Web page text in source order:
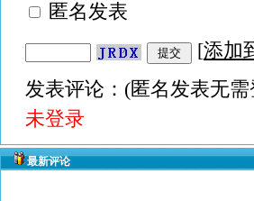
匿名发表
[添加
发表评论：(匿名发表无
未登录
最新评论